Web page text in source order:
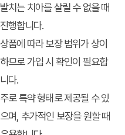
발치는 치아를 살릴 수 없을 때
진행합니다.
상품에 따라 보장 범위가 상이
하므로 가입 시 확인이 필요합
니다.
주로 특약 형태로 제공될 수 있
으며, 추가적인 보장을 원할 때